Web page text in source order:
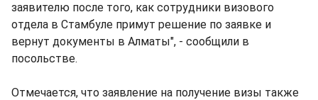
заявителю после того, как сотрудники визового
отдела в Стамбуле примут решение по заявке и
вернут документы в Алматы", - сообщили в
посольстве.
Отмечается, что заявление на получение визы также